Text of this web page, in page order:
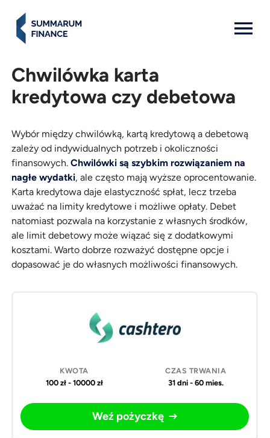
Chwilówka karta
kredytowa czy debetowa
Wybór między chwilówką, kartą kredytową a debetową
zależy od indywidualnych potrzeb i okoliczności
finansowych.Chwilówki są szybkim rozwiązaniem na
nagłe wydatki, ale często mają wyższe oprocentowanie.
Karta kredytowa daje elastyczność spłat, lecz trzeba
uważać na limity kredytowe i możliwe opłaty. Debet
natomiast pozwala na korzystanie z własnych środków,
ale limit debetowy może wiązać się z dodatkowymi
kosztami. Warto dobrze rozważyć dostępne opcje i
dopasować je do własnych możliwości finansowych.
100 zł - 10000 zł 31 dni - 60 mies.
Weź pożyczkę